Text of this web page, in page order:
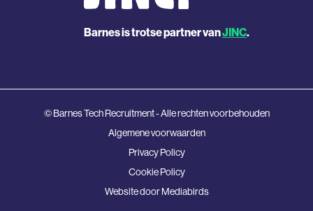
Barnes is trotse partner vanJINC.
© Barnes Tech Recruitment - Alle rechten voorbehouden
Algemene voorwaarden
Privacy Policy
Cookie Policy
Website doorMediabirds